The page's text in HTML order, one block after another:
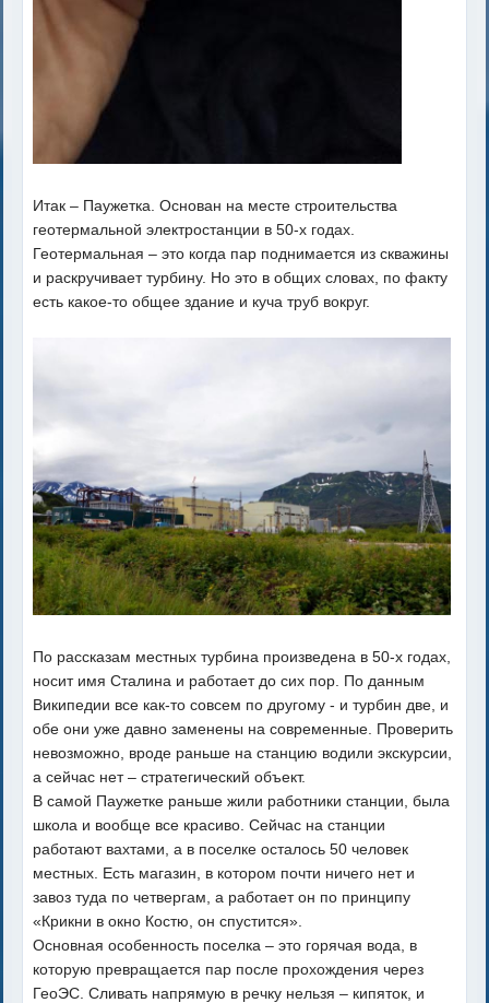
Итак – Паужетка. Основан на месте строительства
геотермальной электростанции в 50-х годах.
Геотермальная – это когда пар поднимается из скважины
и раскручивает турбину. Но это в общих словах, по факту
есть какое-то общее здание и куча труб вокруг.
По рассказам местных турбина произведена в 50-х годах,
носит имя Сталина и работает до сих пор. По данным
Википедии все как-то совсем по другому - и турбин две, и
обе они уже давно заменены на современные. Проверить
невозможно, вроде раньше на станцию водили экскурсии,
а сейчас нет – стратегический объект.
В самой Паужетке раньше жили работники станции, была
школа и вообще все красиво. Сейчас на станции
работают вахтами, а в поселке осталось 50 человек
местных. Есть магазин, в котором почти ничего нет и
завоз туда по четвергам, а работает он по принципу
«Крикни в окно Костю, он спустится».
Основная особенность поселка – это горячая вода, в
которую превращается пар после прохождения через
ГеоЭС. Сливать напрямую в речку нельзя – кипяток, и